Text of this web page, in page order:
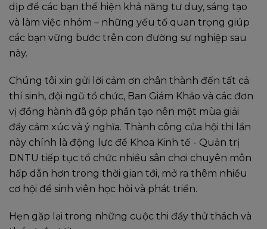
dịp để các bạn thể hiện khả năng tư duy, sáng tạo
và làm việc nhóm – những yếu tố quan trọng giúp
các bạn vững bước trên con đường sự nghiệp sau
này.
Chúng tôi xin gửi lời cảm ơn chân thành đến tất cả
thí sinh, đội ngũ tổ chức, Ban Giám Khảo và các đơn
vị đồng hành đã góp phần tạo nên một mùa giải
đầy cảm xúc và ý nghĩa. Thành công của hội thi lần
này chính là động lực để Khoa Kinh tế - Quản trị
DNTU tiếp tục tổ chức nhiều sân chơi chuyên môn
hấp dẫn hơn trong thời gian tới, mở ra thêm nhiều
cơ hội để sinh viên học hỏi và phát triển.
Hẹn gặp lại trong những cuộc thi đầy thử thách và